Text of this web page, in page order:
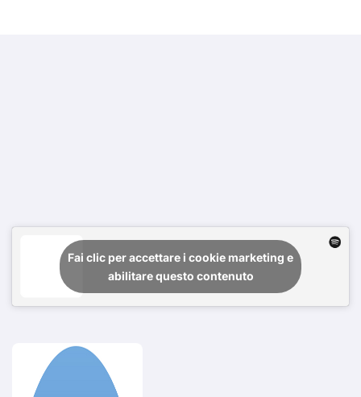
Fai clic per accettare i cookie marketing e
abilitare questo contenuto